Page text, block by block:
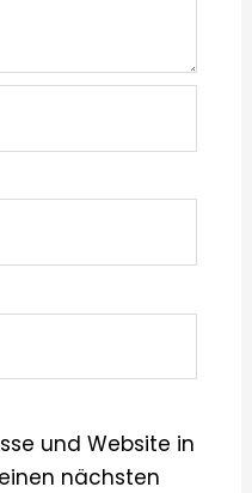
und Website in
nächsten